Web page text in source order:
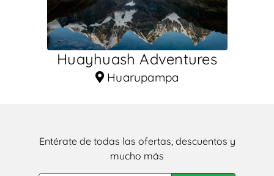
Huayhuash Adventures
Huarupampa
Entérate de todas las ofertas, descuentos y
mucho más